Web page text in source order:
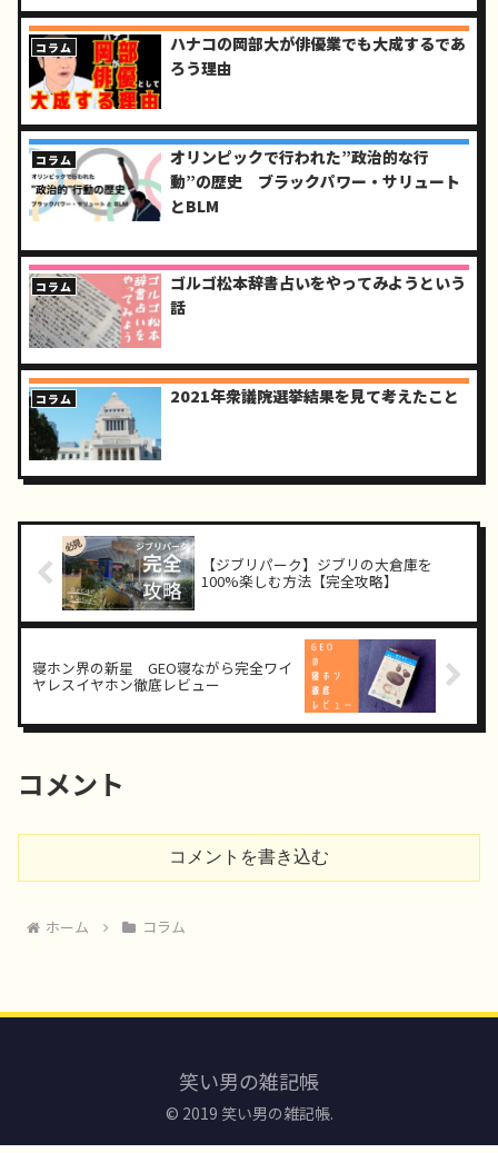
コラム
ハナコの岡部大が俳優業でも大成するであ
ろう理由
コラム
オリンピックで行われた”政治的な行
動”の歴史 ブラックパワー・サリュート
とBLM
コラム
ゴルゴ松本辞書占いをやってみようという
話
コラム 2021年衆議院選挙結果を見て考えたこと
【ジブリパーク】ジブリの大倉庫を
100%楽しむ方法【完全攻略】
寝ホン界の新星 GEO寝ながら完全ワイ
ヤレスイヤホン徹底レビュー
コメント
コメントを書き込む
ホーム コラム
笑い男の雑記帳
© 2019 笑い男の雑記帳.